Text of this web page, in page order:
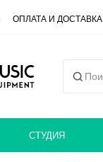
ОПЛАТА И ДОСТАВКА
СТУДИЯ